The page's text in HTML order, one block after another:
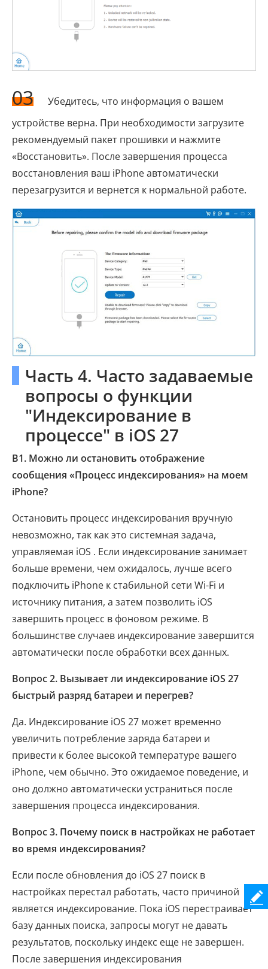
03
Убедитесь, что информация о вашем
устройстве верна. При необходимости загрузите
рекомендуемый пакет прошивки и нажмите
«Восстановить». После завершения процесса
восстановления ваш iPhone автоматически
перезагрузится и вернется к нормальной работе.
Часть 4. Часто задаваемые
вопросы о функции
"Индексирование в
процессе" в iOS 27
В1. Можно ли остановить отображение
сообщения «Процесс индексирования» на моем
iPhone?
Остановить процесс индексирования вручную
невозможно, так как это системная задача,
управляемая iOS . Если индексирование занимает
больше времени, чем ожидалось, лучше всего
подключить iPhone к стабильной сети Wi-Fi и
источнику питания, а затем позволить iOS
завершить процесс в фоновом режиме. В
большинстве случаев индексирование завершится
автоматически после обработки всех данных.
Вопрос 2. Вызывает ли индексирование iOS 27
быстрый разряд батареи и перегрев?
Да. Индексирование iOS 27 может временно
увеличить потребление заряда батареи и
привести к более высокой температуре вашего
iPhone, чем обычно. Это ожидаемое поведение, и
оно должно автоматически устраниться после
завершения процесса индексирования.
Вопрос 3. Почему поиск в настройках не работает
во время индексирования?
Если после обновления до iOS 27 поиск в
настройках перестал работать, часто причиной
является индексирование. Пока iOS перестраивает
базу данных поиска, запросы могут не давать
результатов, поскольку индекс еще не завершен.
После завершения индексирования